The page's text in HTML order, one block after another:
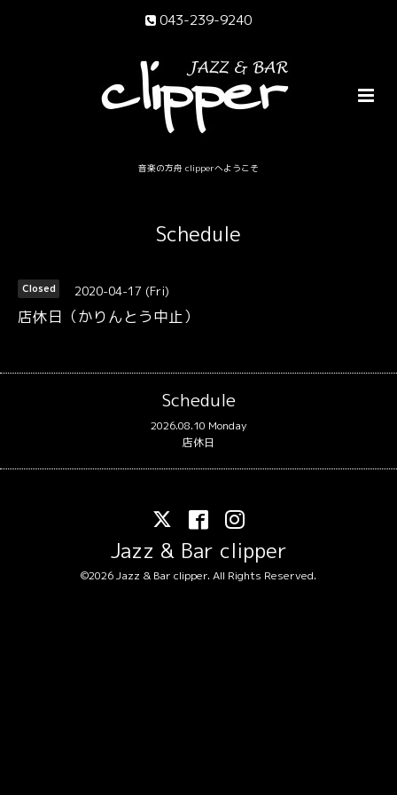
043-239-9240
音楽の方舟 clipperへようこそ
Schedule
Closed 2020-04-17 (Fri)
店休日（かりんとう中止）
Schedule
2026.08.10 Monday
店休日
Jazz & Bar clipper
©2026Jazz & Bar clipper. All Rights Reserved.